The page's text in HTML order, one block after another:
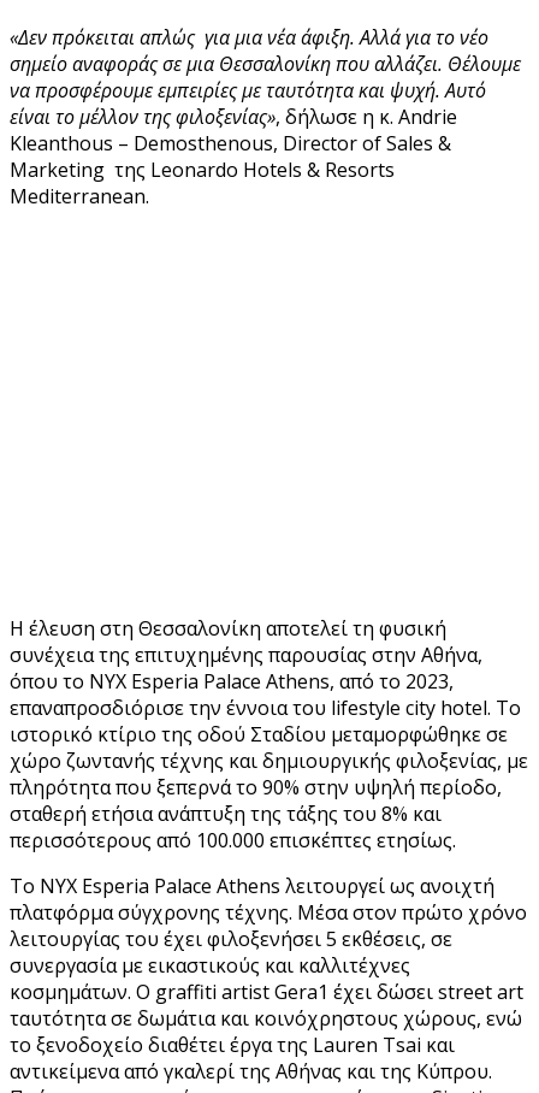
«Δεν πρόκειται απλώς για μια νέα άφιξη. Αλλά για το νέο
σημείο αναφοράς σε μια Θεσσαλονίκη που αλλάζει. Θέλουμε
να προσφέρουμε εμπειρίες με ταυτότητα και ψυχή. Αυτό
είναι το μέλλον της φιλοξενίας», δήλωσε η κ. Andrie
Kleanthous – Demosthenous, Director of Sales &
Marketing της Leonardo Hotels & Resorts
Mediterranean.
Η έλευση στη Θεσσαλονίκη αποτελεί τη φυσική
συνέχεια της επιτυχημένης παρουσίας στην Αθήνα,
όπου το NYX Esperia Palace Athens, από το 2023,
επαναπροσδιόρισε την έννοια του lifestyle city hotel. Το
ιστορικό κτίριο της οδού Σταδίου μεταμορφώθηκε σε
χώρο ζωντανής τέχνης και δημιουργικής φιλοξενίας, με
πληρότητα που ξεπερνά το 90% στην υψηλή περίοδο,
σταθερή ετήσια ανάπτυξη της τάξης του 8% και
περισσότερους από 100.000 επισκέπτες ετησίως.
Το NYX Esperia Palace Athens λειτουργεί ως ανοιχτή
πλατφόρμα σύγχρονης τέχνης. Μέσα στον πρώτο χρόνο
λειτουργίας του έχει φιλοξενήσει 5 εκθέσεις, σε
συνεργασία με εικαστικούς και καλλιτέχνες
κοσμημάτων. Ο graffiti artist Gera1 έχει δώσει street art
ταυτότητα σε δωμάτια και κοινόχρηστους χώρους, ενώ
το ξενοδοχείο διαθέτει έργα της Lauren Tsai και
αντικείμενα από γκαλερί της Αθήνας και της Κύπρου.